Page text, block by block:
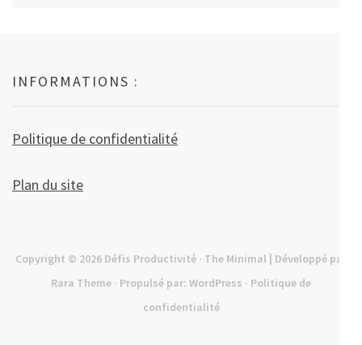
INFORMATIONS :
Politique de confidentialité
Plan du site
Copyright © 2026 Défis Productivité · The Minimal | Développé par
Rara Theme · Propulsé par: WordPress · Politique de
confidentialité